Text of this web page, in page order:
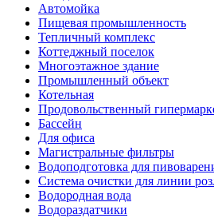
Автомойка
Пищевая промышленность
Тепличный комплекс
Коттеджный поселок
Многоэтажное здание
Промышленный объект
Котельная
Продовольственный
Бассейн
Для офиса
Магистральные фильтры
Водоподготовка для
Система очистки для линии
Водородная вода
Водораздатчики